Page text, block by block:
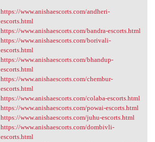
https://www.anishaescorts.com/andheri-
escorts.html
https://www.anishaescorts.com/bandra-escorts.html
https://www.anishaescorts.com/borivali-
escorts.html
https://www.anishaescorts.com/bhandup-
escorts.html
https://www.anishaescorts.com/chembur-
escorts.html
https://www.anishaescorts.com/colaba-escorts.html
https://www.anishaescorts.com/powai-escorts.html
https://www.anishaescorts.com/juhu-escorts.html
https://www.anishaescorts.com/dombivli-
escorts.html